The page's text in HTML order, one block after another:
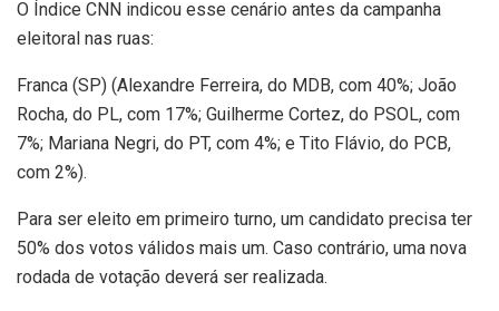
O Índice CNN indicou esse cenário antes da campanha
eleitoral nas ruas:
Franca (SP) (Alexandre Ferreira, do MDB, com 40%; João
Rocha, do PL, com 17%; Guilherme Cortez, do PSOL, com
7%; Mariana Negri, do PT, com 4%; e Tito Flávio, do PCB,
com 2%).
Para ser eleito em primeiro turno, um candidato precisa ter
50% dos votos válidos mais um. Caso contrário, uma nova
rodada de votação deverá ser realizada.